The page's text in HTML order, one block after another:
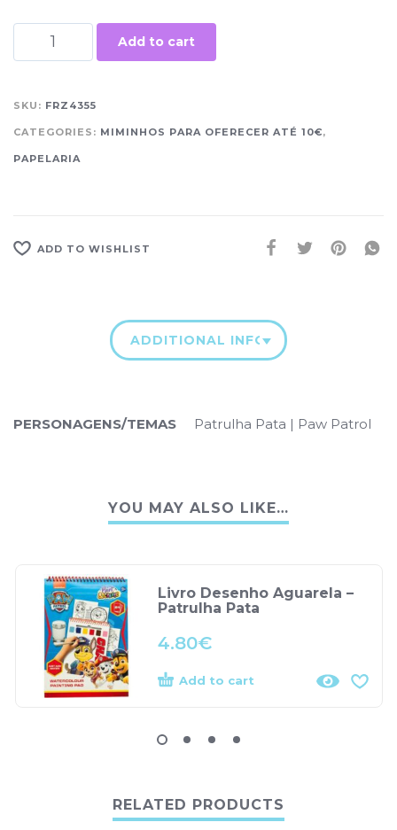
Add to cart
SKU: FRZ4355
CATEGORIES: MIMINHOS PARA OFERECER ATÉ 10€,
PAPELARIA
ADD TO WISHLIST
ADDITIONAL INFORMATION
PERSONAGENS/TEMAS Patrulha Pata | Paw Patrol
YOU MAY ALSO LIKE…
Livro Desenho Aguarela –
Patrulha Pata
4.80€
Add to cart
RELATED PRODUCTS